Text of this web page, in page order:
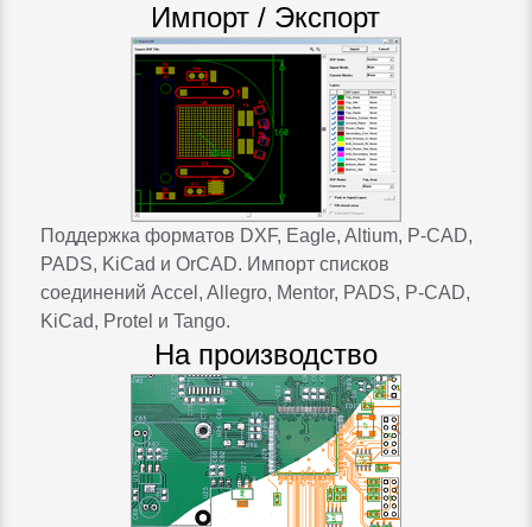
Импорт / Экспорт
Поддержка форматов DXF, Eagle, Altium, P-CAD,
PADS, KiCad и OrCAD. Импорт списков
соединений Accel, Allegro, Mentor, PADS, P-CAD,
KiCad, Protel и Tango.
На производство